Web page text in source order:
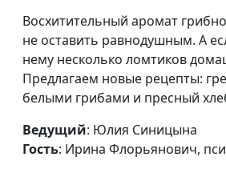
Восхитительный аромат
не оставить равнодушным. А
нему несколько ломтиков
Предлагаем новые рецепты:
белыми грибами и пресный
Ведущий: Юлия Синицына
Гость: Ирина Флорьянович,
Кто я? Интроверт или
экстраверт?
Юлия
Самокоучинг: какие
вопросы стоит
задавать себе
Юлия
Пассивная агрессия и